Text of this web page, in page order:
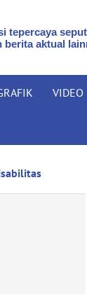
tepercaya
berita aktual
VIDEO